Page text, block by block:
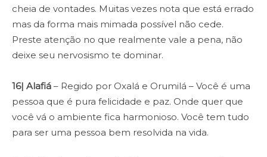
cheia de vontades. Muitas vezes nota que está errado
mas da forma mais mimada possível não cede.
Preste atenção no que realmente vale a pena, não
deixe seu nervosismo te dominar.
16| Alafiá – Regido por Oxalá e Orumilá – Você é uma
pessoa que é pura felicidade e paz. Onde quer que
você vá o ambiente fica harmonioso. Você tem tudo
para ser uma pessoa bem resolvida na vida.